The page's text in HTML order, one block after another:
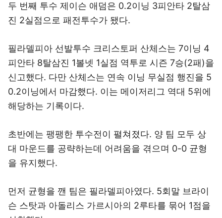
두 번째 투수 제이슨 애덤은 0.2이닝 3피안타 2탈삼
진 2실점으로 패전투수가 됐다.
필라델피아 선발투수 크리스토퍼 산체스는 7이닝 4
피안타 8탈삼진 1볼넷 1실점 역투로 시즌 7승(2패)을
신고했다. 다만 산체스는 연속 이닝 무실점 행진을 5
0.2이닝에서 마감했다. 이는 메이저리그 역대 5위에
해당하는 기록이다.
초반에는 팽팽한 투수전이 펼쳐졌다. 양 팀 모두 상
대 마운드를 공략하는데 어려움을 겪으며 0-0 균형
을 유지했다.
먼저 균형을 깬 팀은 필라델피아였다. 5회말 브라이
슨 스탓과 아돌리스 가르시아의 2루타를 묶어 1점을